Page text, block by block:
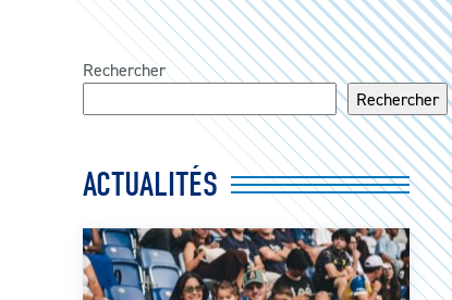
Rechercher
Rechercher
ACTUALITÉS